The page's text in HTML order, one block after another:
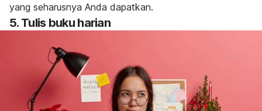
yang seharusnya Anda dapatkan.
5. Tulis buku harian